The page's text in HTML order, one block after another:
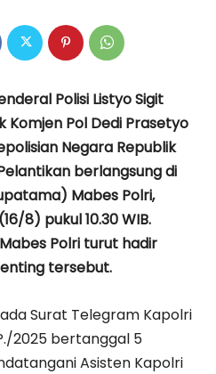
Polisi Listyo Sigit
Pol Dedi Prasetyo
Negara Republik
berlangsung di
Mabes Polri,
8) pukul 10.30 WIB.
Polri turut hadir
tersebut.
Surat Telegram Kapolri
2025 bertanggal 5
Asisten Kapolri